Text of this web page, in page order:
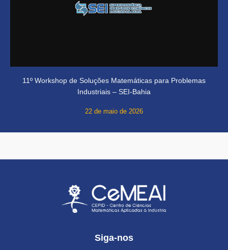
11º Workshop de Soluções Matemáticas para Problemas
Industriais – SEI-Bahia
22 de maio de 2026
Siga-nos